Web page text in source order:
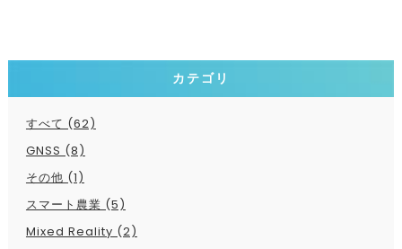
カテゴリ
すべて (62)
GNSS (8)
その他 (1)
スマート農業 (5)
Mixed Reality (2)